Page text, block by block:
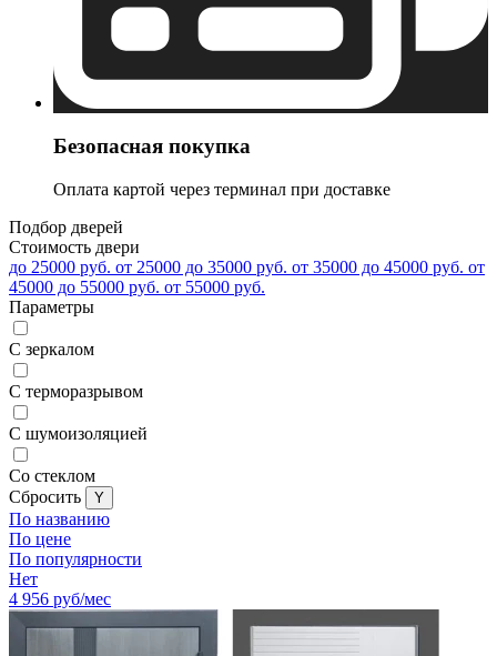
Безопасная покупка
Оплата картой через терминал при доставке
Подбор дверей
Стоимость двери
до 25000 руб. от 25000 до 35000 руб. от 35000 до 45000 руб. от
45000 до 55000 руб. от 55000 руб.
Параметры
С зеркалом
С терморазрывом
С шумоизоляцией
Со стеклом
Cбросить
По названию
По цене
По популярности
Нет
4 956 руб/мес